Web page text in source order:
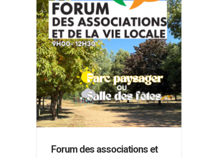
Forum des associations et